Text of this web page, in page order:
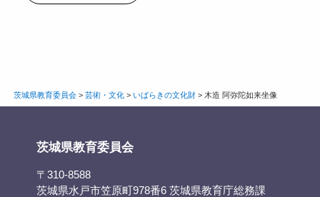
茨城県教育委員会> 芸術・文化> いばらきの文化財> 木造 阿弥陀如来坐像
茨城県教育委員会
〒310-8588
茨城県水戸市笠原町978番6 茨城県教育庁総務課